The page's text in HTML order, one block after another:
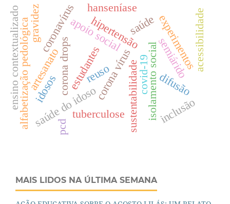
corona vírus isolamento socialsemiárido
estudantes
apoio social
saúde do idoso
alfabetização pedológica
ensino contextualizado corona drops
coronavírus experimentos
hipertensão
covid-19
saúde
artesanato reuso sustentabilidade
tuberculose
hanseníase
idosos
inclusão
acessibilidade
pcd
gravidez
difusão
MAIS LIDOS NA ÚLTIMA SEMANA